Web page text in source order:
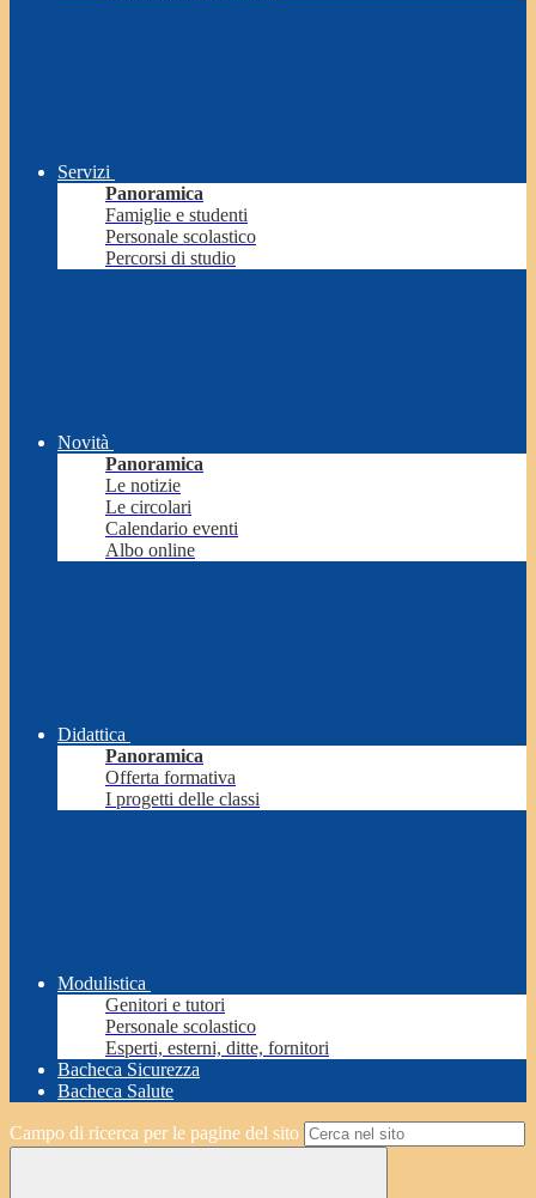
Servizi
Panoramica
Famiglie e studenti
Personale scolastico
Percorsi di studio
Novità
Panoramica
Le notizie
Le circolari
Calendario eventi
Albo online
Didattica
Panoramica
Offerta formativa
I progetti delle classi
Modulistica
Genitori e tutori
Personale scolastico
Esperti, esterni, ditte, fornitori
Bacheca Sicurezza
Bacheca Salute
Campo di ricerca per le pagine del sito